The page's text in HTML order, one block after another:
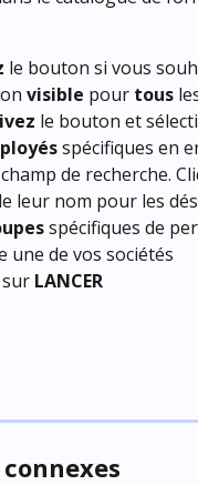
le bouton si vous
visible pour tous
le bouton et
spécifiques en
de recherche.
leur nom pour les
spécifiques de
une de vos sociétés
LANCER